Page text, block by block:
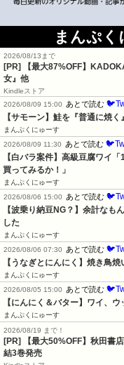
まんぷく
2026/08/13まで
[PR] 【最大87%OFF】
女』他
Kindleストア
2026/08/09 15:00
あとで読む
【サモーン】鮭を『普通に焼
まんぷくにゅーす
2026/08/09 11:30
あとで読む
【白バラ案件】高級豆腐ワイ
買ってみるか！」
まんぷくにゅーす
2026/08/06 15:00
あとで読む
【波乗り納豆NG？】余計なも
した
まんぷくにゅーす
2026/08/06 07:30
あとで読む
【うなぎとにんにく】焼き鳥
まんぷくにゅーす
2026/08/05 15:00
あとで読む
【にんにく＆バター】ワイ、
まんぷくにゅーす
2026/08/19 まで！
[PR] 【最大50%OFF】秋田書
結3巻発売